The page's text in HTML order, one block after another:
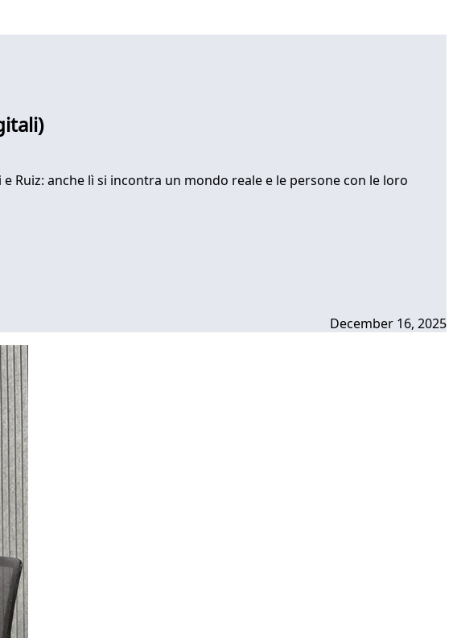
Ruiz: anche lì si incontra un mondo reale e le persone con le loro
December 16, 2025